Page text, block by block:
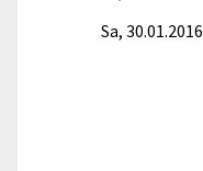
Sa, 30.01.2016